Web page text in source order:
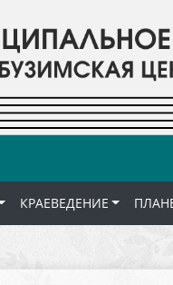
КРАЕВЕДЕНИЕ